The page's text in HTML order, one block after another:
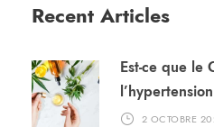
Recent Articles
Est-ce que le
2 OCTOBRE